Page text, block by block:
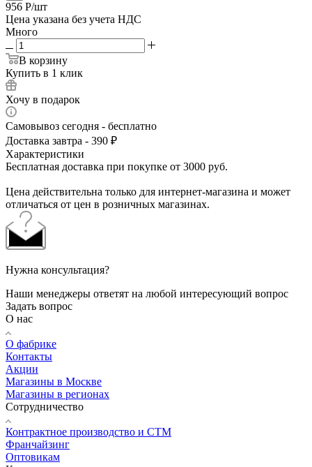
956 Р/шт
Цена указана без учета НДС
Много
В корзину
Купить в 1 клик
Хочу в подарок
Самовывоз сегодня - бесплатно
Доставка завтра - 390 ₽
Характеристики
Бесплатная доставка при покупке от 3000 руб.
Цена действительна только для интернет-магазина и может
отличаться от цен в розничных магазинах.
Нужна консультация?
Наши менеджеры ответят на любой интересующий вопрос
Задать вопрос
О нас
О фабрике
Контакты
Акции
Магазины в Москве
Магазины в регионах
Сотрудничество
Контрактное производство и СТМ
Франчайзинг
Оптовикам